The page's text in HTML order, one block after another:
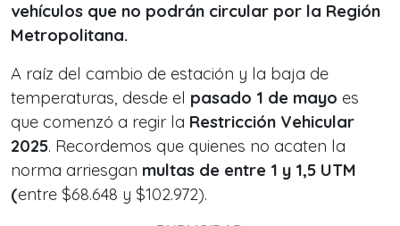
vehículos que no podrán circular por la Región
Metropolitana.
A raíz del cambio de estación y la baja de
temperaturas, desde el pasado 1 de mayo es
que comenzó a regir la Restricción Vehicular
2025. Recordemos que quienes no acaten la
norma arriesgan multas de entre 1 y 1,5 UTM
(entre $68.648 y $102.972).